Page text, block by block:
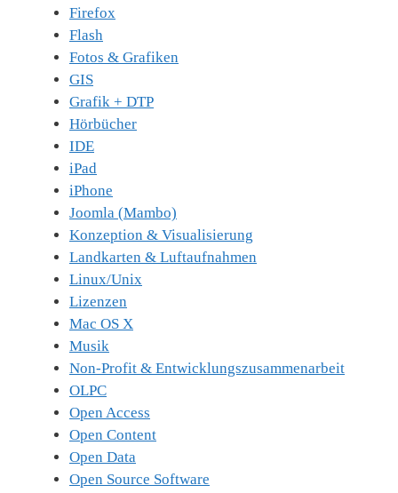
Firefox
Flash
Fotos & Grafiken
GIS
Grafik + DTP
Hörbücher
IDE
iPad
iPhone
Joomla (Mambo)
Konzeption & Visualisierung
Landkarten & Luftaufnahmen
Linux/Unix
Lizenzen
Mac OS X
Musik
Non-Profit & Entwicklungszusammenarbeit
OLPC
Open Access
Open Content
Open Data
Open Source Software